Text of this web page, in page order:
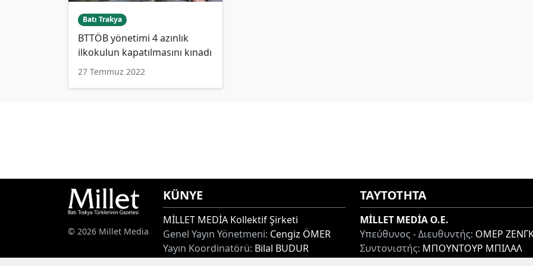
Batı Trakya
BTTÖB yönetimi 4 azınlık
ilkokulun kapatılmasını kınadı
27 Temmuz 2022
© 2026 Millet Media
KÜNYE
MİLLET MEDİA Kollektif Şirketi
Genel Yayın Yönetmeni: Cengiz ÖMER
Yayın Koordinatörü: Bilal BUDUR
Adres:Miaouli 7-9, Xanthi 67100, GREECE
ΤΑΥΤΟΤΗΤΑ
MİLLET MEDİA O.E.
Υπεύθυνος - Διευθυντής: ΟΜΕΡ
Συντονιστής: ΜΠΟΥΝΤΟΥΡ ΜΠΙΛΑΛ
Διεύθυνση:ΜΙΑΟΥΛΗ 7-9, ΞΑΝΘΗ